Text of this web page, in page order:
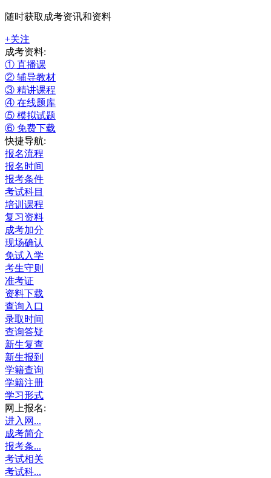
随时获取成考资讯和资料
+关注
成考资料:
① 直播课
② 辅导教材
③ 精讲课程
④ 在线题库
⑤ 模拟试题
⑥ 免费下载
快捷导航:
报名流程
报名时间
报考条件
考试科目
培训课程
复习资料
成考加分
现场确认
免试入学
考生守则
准考证
资料下载
查询入口
录取时间
查询答疑
新生复查
新生报到
学籍查询
学籍注册
学习形式
网上报名:
进入网...
成考简介
报考条...
考试相关
考试科...